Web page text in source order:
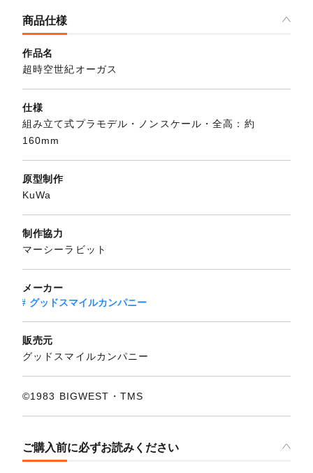
商品仕様
作品名
超時空世紀オーガス
仕様
組み立て式プラモデル・ノンスケール・全高：約
160mm
原型制作
KuWa
制作協力
マーシーラビット
メーカー
グッドスマイルカンパニー
販売元
グッドスマイルカンパニー
©1983 BIGWEST・TMS
ご購入前に必ずお読みください